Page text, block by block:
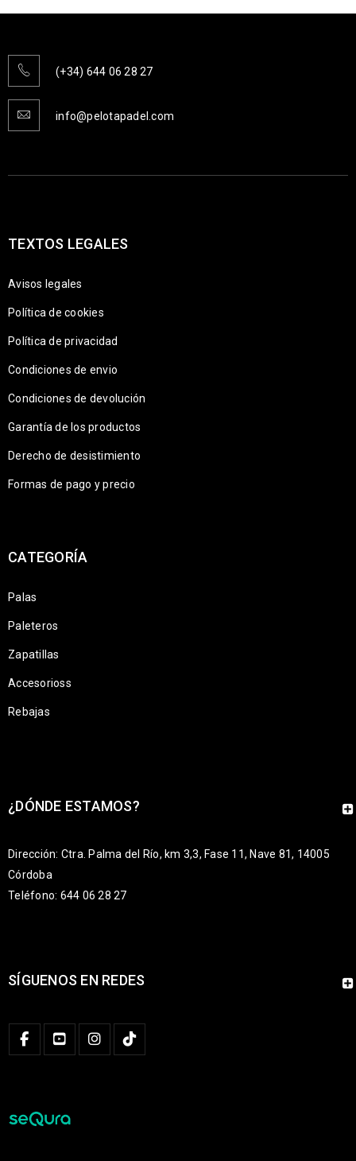
(+34) 644 06 28 27
info@pelotapadel.com
TEXTOS LEGALES
Avisos legales
Política de cookies
Política de privacidad
Condiciones de envio
Condiciones de devolución
Garantía de los productos
Derecho de desistimiento
Formas de pago y precio
CATEGORÍA
Palas
Paleteros
Zapatillas
Accesorioss
Rebajas
¿DÓNDE ESTAMOS?
Dirección: Ctra. Palma del Río, km 3,3, Fase 11, Nave 81, 14005
Córdoba
Teléfono: 644 06 28 27
SÍGUENOS EN REDES